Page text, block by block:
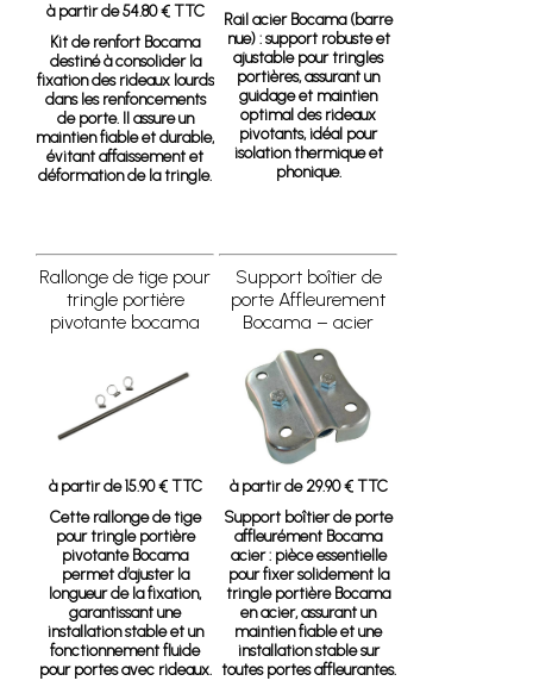
à partir de 54.80 € TTC
Kit de renfort Bocama
destiné à consolider la
fixation des rideaux lourds
dans les renfoncements
de porte. Il assure un
maintien fiable et durable,
évitant affaissement et
déformation de la tringle.
Rail acier Bocama (barre
nue): support robuste et
ajustable pour tringles
portières, assurant un
guidage et maintien
optimal des rideaux
pivotants, idéal pour
isolation thermique et
phonique.
Rallonge de tige pour
tringle portière
pivotante bocama
à partir de 15.90 € TTC
Cette rallonge de tige
pour tringle portière
pivotante Bocama
permet d’ajuster la
longueur de la fixation,
garantissant une
installation stable et un
fonctionnement fluide
pour portes avec rideaux.
Support boîtier de
porte Affleurement
Bocama – acier
à partir de 29.90 € TTC
Support boîtier de porte
affleurément Bocama
acier: pièce essentielle
pour fixer solidement la
tringle portière Bocama
en acier, assurant un
maintien fiable et une
installation stable sur
toutes portes affleurantes.